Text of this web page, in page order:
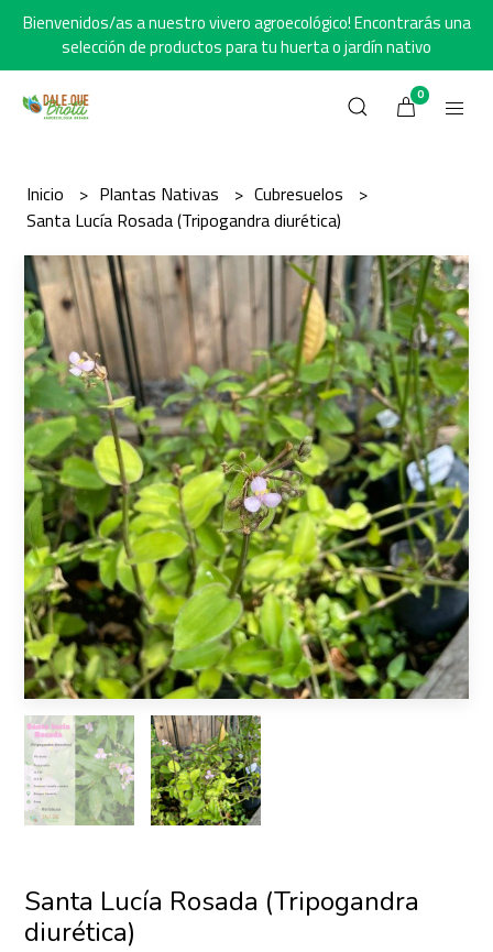
Bienvenidos/as a nuestro vivero agroecológico! Encontrarás una
selección de productos para tu huerta o jardín nativo
0
Inicio Plantas Nativas
Cubresuelos
Santa Lucía Rosada (Tripogandra diurética)
Santa Lucía Rosada (Tripogandra
diurética)